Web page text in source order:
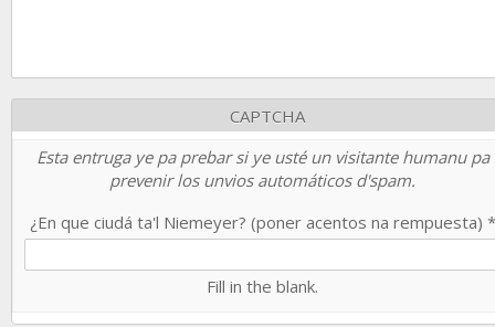
CAPTCHA
Esta entruga ye pa prebar si ye usté un visitante humanu pa
prevenir los unvios automáticos d'spam.
¿En que ciudá ta'l Niemeyer? (poner acentos na rempuesta) *
Fill in the blank.